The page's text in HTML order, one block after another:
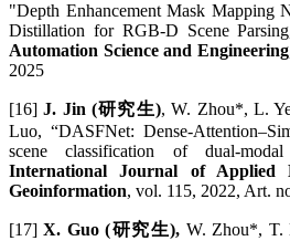
"Depth Enhancement Mask Mapping
Distillation for RGB-D Scene
Automation Science and Engineering
2025
[16]J. Jin (研究生), W. Zhou*, L.
Luo, “DASFNet: Dense-
scene classification of dual-modal
International Journal of Applied
Geoinformation, vol. 115, 2022, Art.
[17]X. Guo (研究生), W. Zhou*, T.